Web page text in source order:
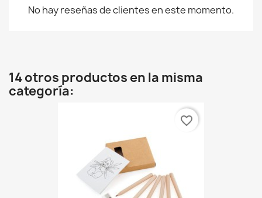
No hay reseñas de clientes en este momento.
14 otros productos en la misma
categoría:
favorite_border